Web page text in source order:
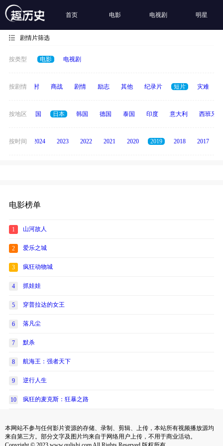
首页 电影 电视剧 明星
剧情片筛选
按类型 电影 电视剧
按剧情
历史 乡村 商战 剧情 励志 其他 纪录片 短片 灾难
按地区
法国 英国 日本 韩国 德国 泰国 印度 意大利 西班牙
按时间
2025 2024 2023 2022 2021 2020 2019 2018 2017
电影榜单
1 山河故人
2 爱乐之城
3 疯狂动物城
4 抓娃娃
5 穿普拉达的女王
6 落凡尘
7 默杀
8 航海王：强者天下
9 逆行人生
10 疯狂的麦克斯：狂暴之路
本网站不参与任何影片资源的存储、录制、剪辑、上传，本站所有视频播放源均
来自第三方。部分文字及图片均来自于网络用户上传，不用于商业活动。